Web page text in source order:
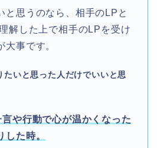
と思うのなら、相手のLPと
解した上で相手のLPを受け
大事です。
たいと思った人だけでいいと思
や行動で心が温かくなった
した時。